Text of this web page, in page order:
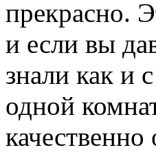
прекрасно.
и если вы
знали как и
одной